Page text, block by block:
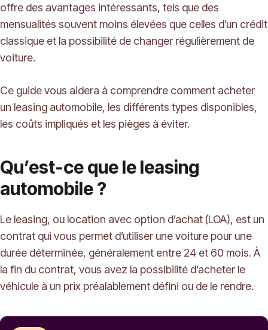
offre des avantages intéressants, tels que des
mensualités souvent moins élevées que celles d’un crédit
classique et la possibilité de changer régulièrement de
voiture.
Ce guide vous aidera à comprendre comment acheter
un leasing automobile, les différents types disponibles,
les coûts impliqués et les pièges à éviter.
Qu’est-ce que le leasing
automobile ?
Le leasing, ou location avec option d’achat (LOA), est un
contrat qui vous permet d’utiliser une voiture pour une
durée déterminée, généralement entre 24 et 60 mois. À
la fin du contrat, vous avez la possibilité d’acheter le
véhicule à un prix préalablement défini ou de le rendre.